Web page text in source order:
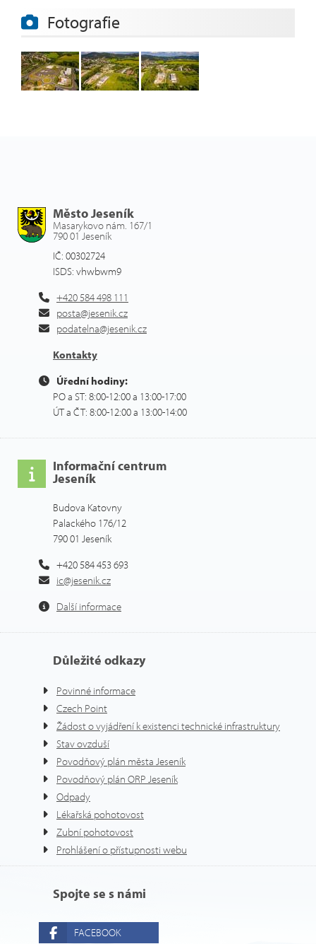
Fotografie
Město Jeseník
Masarykovo nám. 167/1
790 01 Jeseník
IČ: 00302724
ISDS: vhwbwm9
+420 584 498 111
posta@jesenik.cz
podatelna@jesenik.cz
Kontakty
Úřední hodiny:
PO a ST: 8:00-12:00 a 13:00-17:00
ÚT a ČT: 8:00-12:00 a 13:00-14:00
Informační centrum
Jeseník
Budova Katovny
Palackého 176/12
790 01 Jeseník
+420 584 453 693
ic@jesenik.cz
Další informace
Důležité odkazy
Povinné informace
Czech Point
Žádost o vyjádření k existenci technické infrastruktury
Stav ovzduší
Povodňový plán města Jeseník
Povodňový plán ORP Jeseník
Odpady
Lékařská pohotovost
Zubní pohotovost
Prohlášení o přístupnosti webu
Spojte se s námi
FACEBOOK